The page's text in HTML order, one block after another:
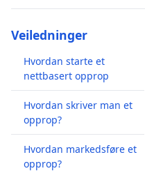
Veiledninger
Hvordan starte et
nettbasert opprop
Hvordan skriver man et
opprop?
Hvordan markedsføre et
opprop?